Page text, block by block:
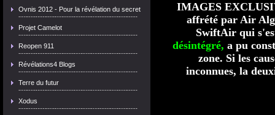
Ovnis 2012 - Pour la révélation du secret
Projet Camelot
Reopen 911
Révélations4 Blogs
Terre du futur
Xodus
IMAGES
affrété par Air
SwiftAir qui
désintégré, a pu
zone. Si les
inconnues, la